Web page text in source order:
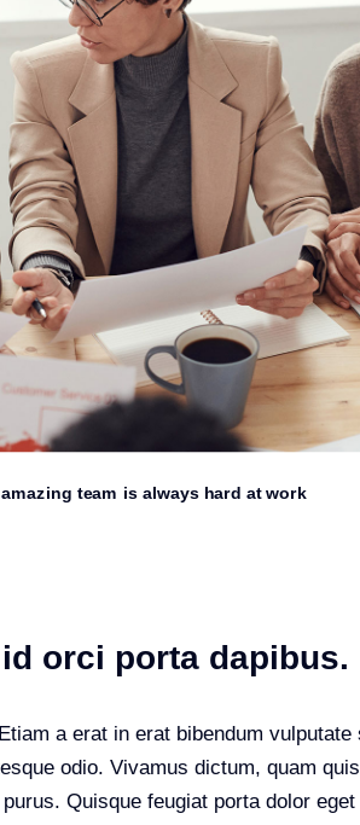
team is always hard at work
orci porta dapibus.
a erat in erat bibendum
odio. Vivamus dictum, quam
Quisque feugiat porta dolor